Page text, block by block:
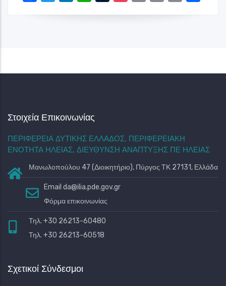
2621055088
Ναοί - Μοναστήρια
Στάση 14
Γκαλερί
Παραλία Σκαφιδιάς
βορειοδυτικά του Πύργου και κάθε καλοκαίρι ελκύει εκατοντάδες
επισκέπ...
Στοιχεία Επικοινωνίας
ΠΕΡΙΦΕΡΕΙΑ ΔΥΤΙΚΗΣ ΕΛΛΑΔΟΣ, ΠΕΡΙΦΕΡΕΙΑΚΗ
ΕΝΟΤΗΤΑ ΗΛΕΙΑΣ, ΔΙΕΥΘΥΝΣΗ ΑΝΑΠΤΥΞΗΣ ΠΕ ΗΛΕΙΑΣ
Μανωλοπούλου 47 (Διοικητήριο), Πύργος ΤΚ 27131, Ελλάδα
Email da@ilia.pde.gov.gr
Φόρμα επικοινωνίας
Τηλ. +30 26213-60480
Τηλ. +30 26213-60518
Σχετικοί Σύνδεσμοι